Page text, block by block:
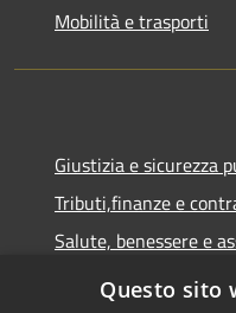
Mobilità e trasporti
Giustizia e sicurezza
Tributi,finanze e
Salute, benessere e
Autorizzazioni
Questo sito